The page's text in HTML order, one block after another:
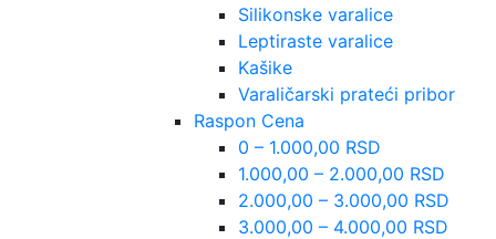
Silikonske varalice
Leptiraste varalice
Kašike
Varaličarski prateći pribor
Raspon Cena
0 – 1.000,00 RSD
1.000,00 – 2.000,00 RSD
2.000,00 – 3.000,00 RSD
3.000,00 – 4.000,00 RSD